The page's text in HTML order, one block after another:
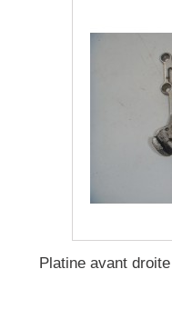
Platine avant